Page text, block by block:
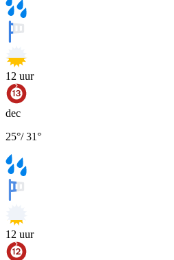
12 uur
dec
25°/31°
12 uur